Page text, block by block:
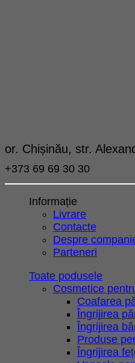
or. Chișinău, str.
+373 69 69 30 30
Informație
Livrare
Contacte
Despre
Parteneri
Toate podusele
Cosmetice
Coafarea
Îngrijirea
Îngrijirea
Produse
Îngrijirea